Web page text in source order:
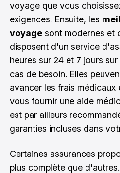
voyage que vous
exigences. Ensuite, les
voyage sont modernes et
disposent d'un service
heures sur 24 et 7 jours
cas de besoin. Elles
avancer les frais
vous fournir une aide
est par ailleurs
garanties incluses dans
Certaines assurances
plus complète que